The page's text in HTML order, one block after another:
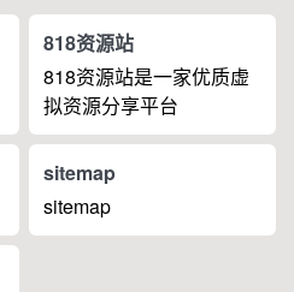
818资源站
818资源站是一家优质虚
拟资源分享平台
sitemap
sitemap